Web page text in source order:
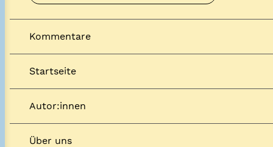
Kommentare
Startseite
Autor:innen
Über uns